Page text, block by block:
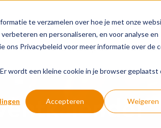
te verzamelen over hoe je met onze
en personaliseren, en voor analyse en
ons Privacybeleid voor meer informatie over de
wordt een kleine cookie in je browser geplaatst
Accepteren Weigeren
Actuele onderwerpen